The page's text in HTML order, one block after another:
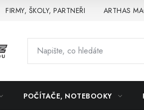
FIRMY, ŠKOLY, PARTNEŘI ARTHAS
POČÍTAČE, NOTEBOOKY